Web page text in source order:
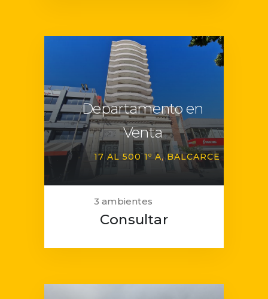
Departamento en
Venta
17 AL 500 1º A BALCARCE
3 ambientes
Consultar